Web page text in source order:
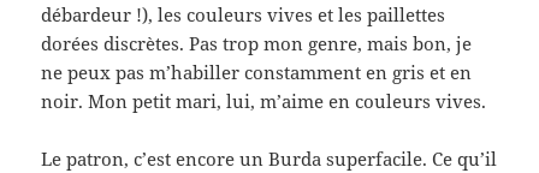
débardeur !), les couleurs vives et les paillettes
dorées discrètes. Pas trop mon genre, mais bon, je
ne peux pas m’habiller constamment en gris et en
noir. Mon petit mari, lui, m’aime en couleurs vives.
Le patron, c’est encore un Burda superfacile. Ce qu’il